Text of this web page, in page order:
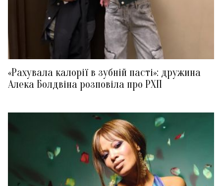
«Рахувала калорії в зубній пасті»: дружина
Алека Болдвіна розповіла про РХП